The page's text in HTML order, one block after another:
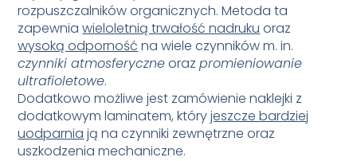
rozpuszczalników organicznych. Metoda ta
zapewniawieloletnią trwałość nadruku oraz
wysoką odporność na wiele czynników m. in.
czynniki atmosferyczneorazpromieniowanie
ultrafioletowe.
Dodatkowo możliwe jest zamówienie naklejki z
dodatkowym laminatem, któryjeszcze bardziej
uodparnia ją na czynniki zewnętrzne oraz
uszkodzenia mechaniczne.